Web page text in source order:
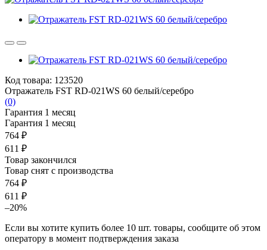
Код товара: 123520
Отражатель FST RD-021WS 60 белый/серебро
(0)
Гарантия 1 месяц
Гарантия 1 месяц
764 ₽
611 ₽
Товар закончился
Товар снят с производства
764 ₽
611 ₽
–20%
Если вы хотите купить более 10 шт. товары, сообщите об этом
оператору в момент подтверждения заказа